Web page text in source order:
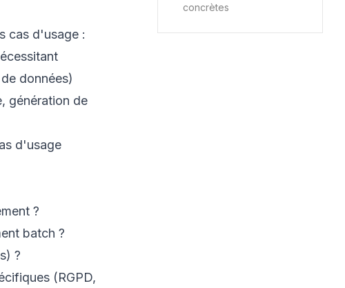
concrètes
cas d'usage :
données)
génération de
d'usage
?
batch ?
?
(RGPD,